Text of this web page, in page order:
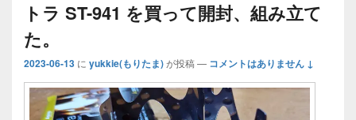
トラ ST-941 を買って開封、組み立て
た。
2023-06-13 に yukkie(もりたま)が投稿 — コメントはありません ↓